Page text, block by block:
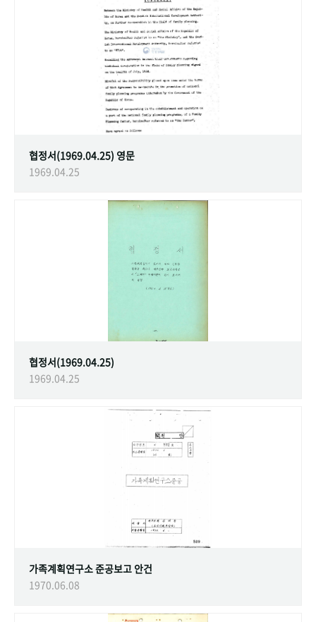
협정서(1969.04.25) 영문
1969.04.25
협정서(1969.04.25)
1969.04.25
가족계획연구소 준공보고 안건
1970.06.08